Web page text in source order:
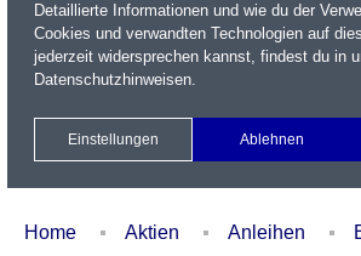
Name / WKN / ISIN / Kürzel
Xetra Realtime
Watchlist Portfolio
Home Aktien Anleihen
Detaillierte Informationen und wie du der
Cookies und verwandten Technologien auf
jederzeit widersprechen kannst, findest du in
Datenschutzhinweisen.
Einstellungen Ablehnen